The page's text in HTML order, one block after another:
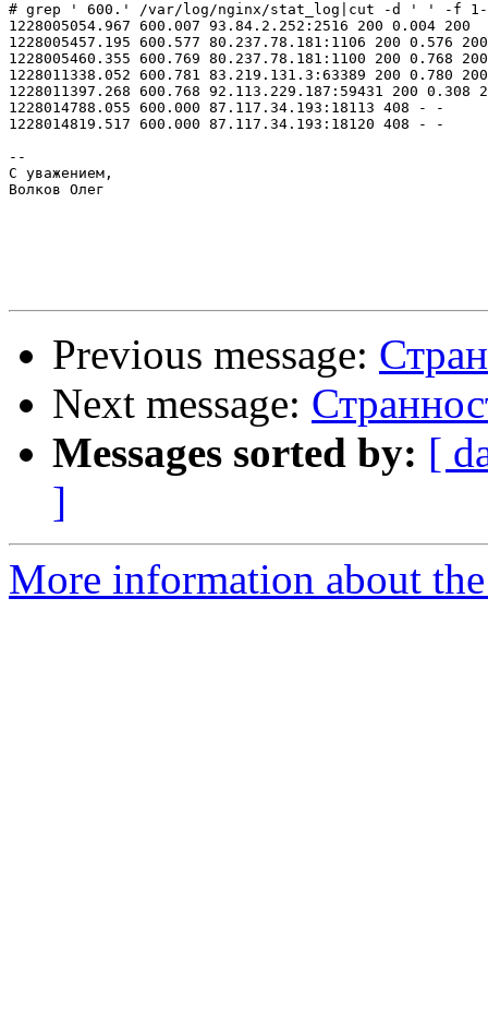
# grep ' 600.' /var/log/nginx/stat_log|cut -d ' ' -f 1-
1228005054.967 600.007 93.84.2.252:2516 200 0.004 200
1228005457.195 600.577 80.237.78.181:1106 200 0.576 200
1228005460.355 600.769 80.237.78.181:1100 200 0.768 200
1228011338.052 600.781 83.219.131.3:63389 200 0.780 200
1228011397.268 600.768 92.113.229.187:59431 200 0.308
1228014788.055 600.000 87.117.34.193:18113 408 - -
1228014819.517 600.000 87.117.34.193:18120 408 - -
--
С уважением,
Волков Олег
Previous message:
Next message:
Messages sorted by: [
]
More information about